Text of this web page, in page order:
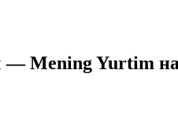
—Mening Yurtim на